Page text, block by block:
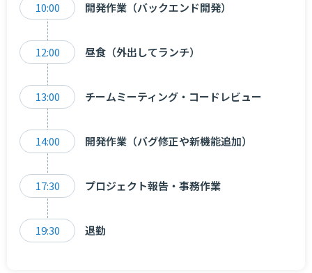
10:00 開発作業（バックエンド開発）
12:00 昼食（外出してランチ）
13:00 チームミーティング・コードレビュー
14:00 開発作業（バグ修正や新機能追加）
17:30 プロジェクト報告・事務作業
19:30 退勤